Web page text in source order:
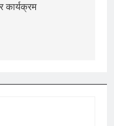
कार्यक्रम